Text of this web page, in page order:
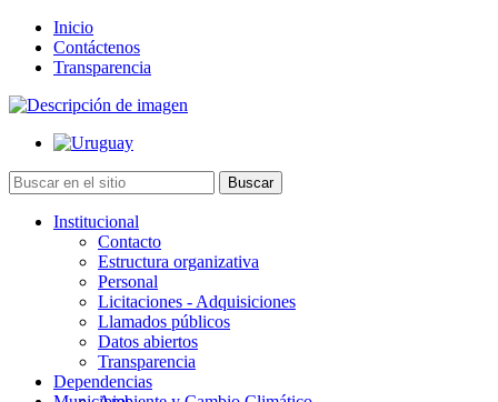
Inicio
Contáctenos
Transparencia
Institucional
Contacto
Estructura organizativa
Personal
Licitaciones - Adquisiciones
Llamados públicos
Datos abiertos
Transparencia
Dependencias